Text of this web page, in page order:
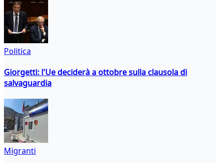
Politica
Giorgetti: l'Ue deciderà a ottobre sulla clausola di
salvaguardia
Migranti